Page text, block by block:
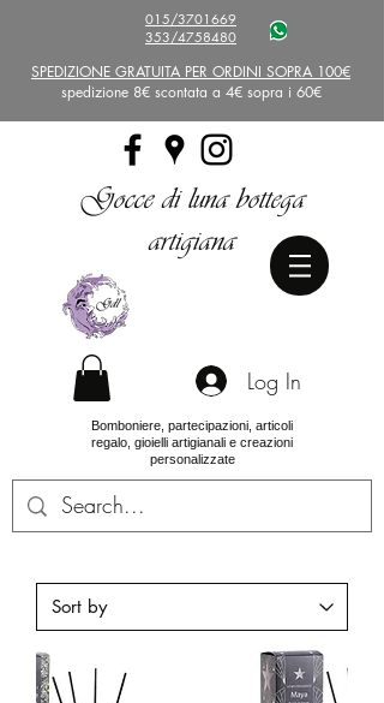
015/3701669
353/4758480
SPEDIZIONE GRATUITA PER ORDINI SOPRA 100€
spedizione 8€ scontata a 4€ sopra i 60€
Gocce di luna bottega
artigiana
Log In
Bomboniere, partecipazioni, articoli
regalo, gioielli artigianali e creazioni
personalizzate